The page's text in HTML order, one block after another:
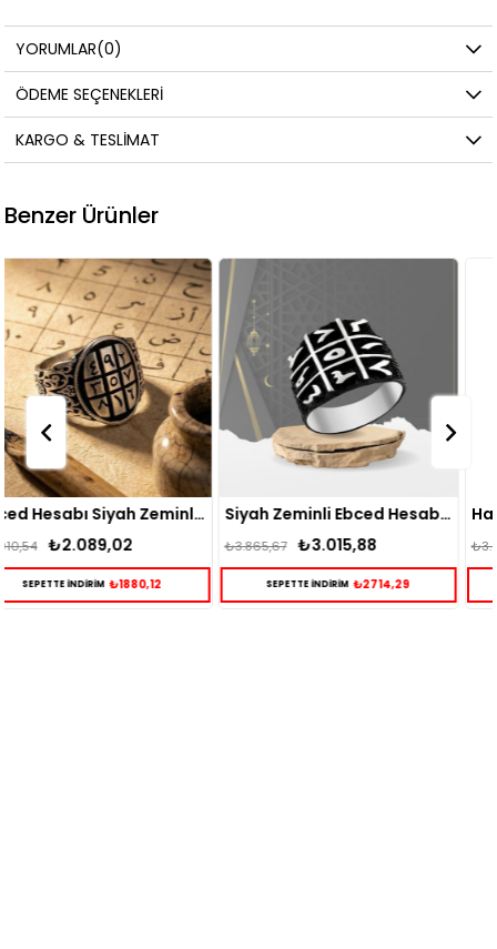
YORUMLAR(0)
ÖDEME SEÇENEKLERI
KARGO & TESLIMAT
Benzer Ürünler
Siyah Zeminli Ebced Hesabı Motifli Erkek Gümüş Yüzük
₺3.015,88
₺3.865,67
SEPETTE İNDİRİM ₺2714,29
Hasır Desenli Ebced Hesaplı Gümüş Erkek Yüzük
₺2.660,41
₺3.465,85
SEPETTE İNDİRİM ₺2394,37